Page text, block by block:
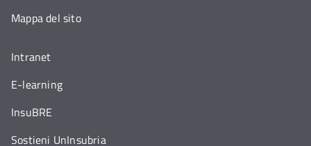
Mappa del sito
Intranet
E-learning
InsuBRE
Sostieni UnInsubria